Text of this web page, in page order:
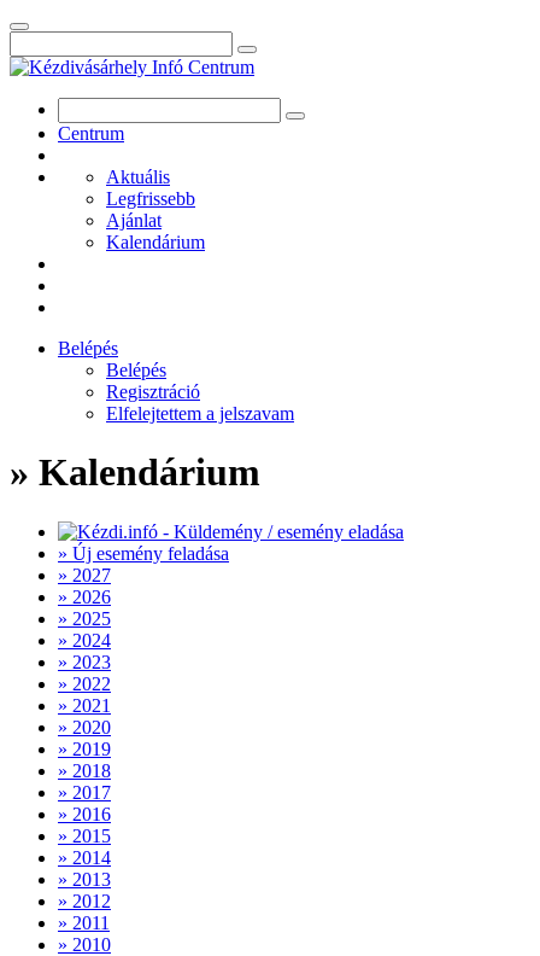
Centrum
Aktuális
Legfrissebb
Ajánlat
Kalendárium
Belépés
Belépés
Regisztráció
Elfelejtettem a jelszavam
» Kalendárium
» Új esemény feladása
» 2027
» 2026
» 2025
» 2024
» 2023
» 2022
» 2021
» 2020
» 2019
» 2018
» 2017
» 2016
» 2015
» 2014
» 2013
» 2012
» 2011
» 2010